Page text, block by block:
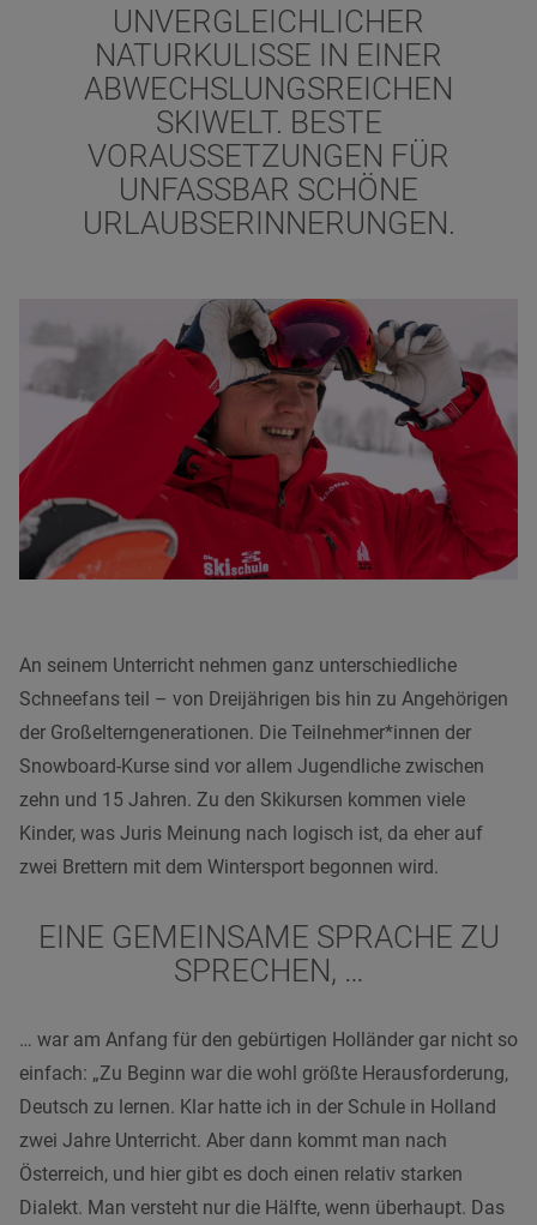
NVERGLEICHLICHER
NATURKULISSE IN EINER
ABWECHSLUNGSREICHEN
SKIWELT. BESTE
VORAUSSETZUNGEN FÜR
UNFASSBAR SCHÖNE
URLAUBSERINNERUNGEN.
An seinem Unterricht nehmen ganz unterschiedliche
Schneefans teil – von Dreijährigen bis hin zu Angehörigen
der Großelterngenerationen. Die Teilnehmer*innen der
Snowboard-Kurse sind vor allem Jugendliche zwischen
zehn und 15 Jahren. Zu den Skikursen kommen viele
Kinder, was Juris Meinung nach logisch ist, da eher auf
zwei Brettern mit dem Wintersport begonnen wird.
EINE GEMEINSAME SPRACHE ZU
SPRECHEN, …
… war am Anfang für den gebürtigen Holländer gar nicht so
einfach: „Zu Beginn war die wohl größte Herausforderung,
Deutsch zu lernen. Klar hatte ich in der Schule in Holland
zwei Jahre Unterricht. Aber dann kommt man nach
Österreich, und hier gibt es doch einen relativ starken
Dialekt. Man versteht nur die Hälfte, wenn überhaupt. Das